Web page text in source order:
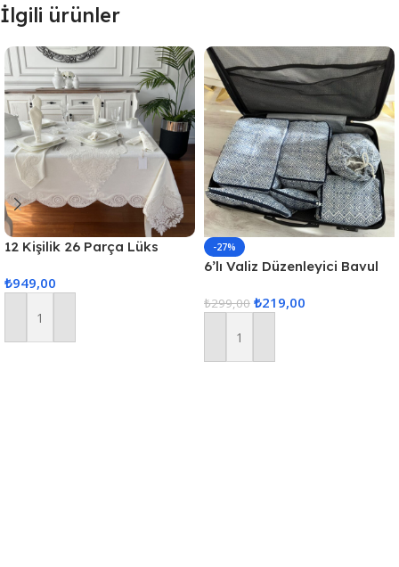
İlgili ürünler
12 Kişilik 26 Parça Lüks
Masa Örtüsü Seti
₺949,00
Sepete Ekle
-27%
6’lı Valiz Düzenleyici Bavul
Hurcu
₺299,00 ₺219,00
Sepete Ekle